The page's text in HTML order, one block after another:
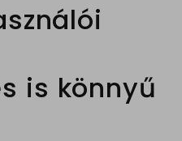
is könnyű